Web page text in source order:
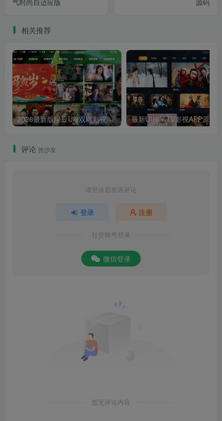
相关推荐
2026最新版绿豆UI9双端影视APP源码
评论 抢沙发
请登录后发表评论
登录 注册
社交账号登录
微信登录
暂无评论内容